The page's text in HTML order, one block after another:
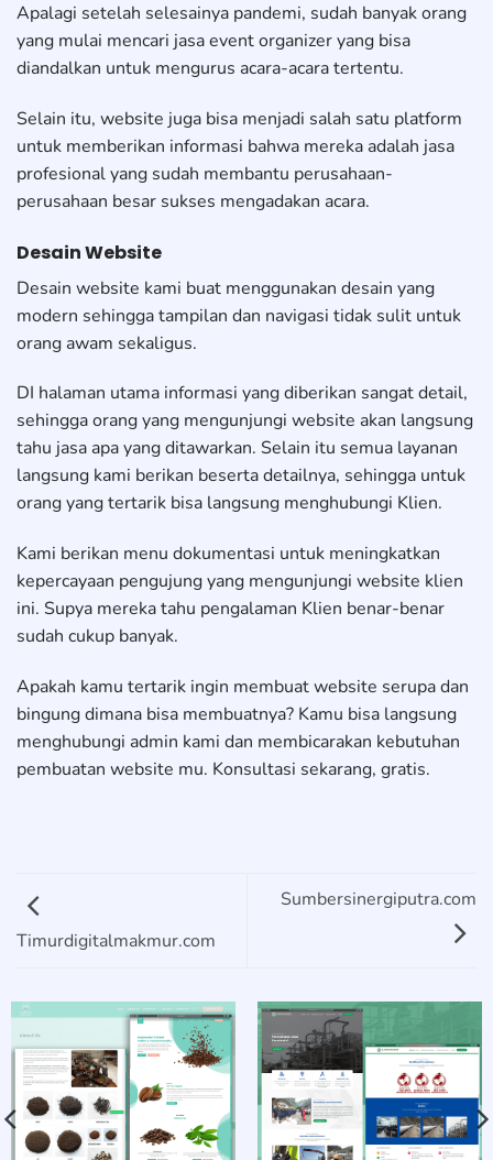
Apalagi setelah selesainya pandemi, sudah banyak orang
yang mulai mencari jasa event organizer yang bisa
diandalkan untuk mengurus acara-acara tertentu.
Selain itu, website juga bisa menjadi salah satu platform
untuk memberikan informasi bahwa mereka adalah jasa
profesional yang sudah membantu perusahaan-
perusahaan besar sukses mengadakan acara.
Desain Website
Desain website kami buat menggunakan desain yang
modern sehingga tampilan dan navigasi tidak sulit untuk
orang awam sekaligus.
DI halaman utama informasi yang diberikan sangat detail,
sehingga orang yang mengunjungi website akan langsung
tahu jasa apa yang ditawarkan. Selain itu semua layanan
langsung kami berikan beserta detailnya, sehingga untuk
orang yang tertarik bisa langsung menghubungi Klien.
Kami berikan menu dokumentasi untuk meningkatkan
kepercayaan pengujung yang mengunjungi website klien
ini. Supya mereka tahu pengalaman Klien benar-benar
sudah cukup banyak.
Apakah kamu tertarik ingin membuat website serupa dan
bingung dimana bisa membuatnya? Kamu bisa langsung
menghubungi admin kami dan membicarakan kebutuhan
pembuatan website mu. Konsultasi sekarang, gratis.
Timurdigitalmakmur.com
Sumbersinergiputra.com